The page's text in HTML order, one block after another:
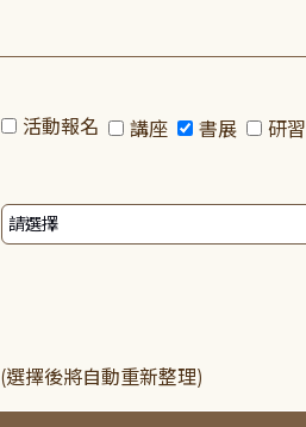
活動報名 講座 書展 研
(選擇後將自動重新整理)